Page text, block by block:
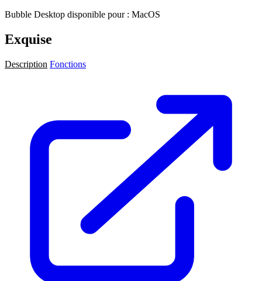
Bubble Desktop disponible pour : MacOS
Exquise
Description Fonctions